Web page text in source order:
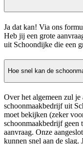
Ja dat kan! Via ons
Heb jij een grote
uit Schoondijke die een
Hoe snel kan de
Over het algemeen zul
schoonmaakbedrijf uit
moet bekijken (zeker
schoonmaakbedrijf geen
aanvraag. Onze
kunnen snel aan de